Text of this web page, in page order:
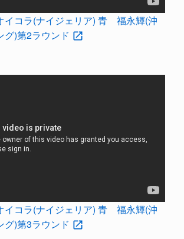
コラ(ナイジェリア) 青 福永輝(沖
グ)第2ラウンド
コラ(ナイジェリア) 青 福永輝(沖
グ)第3ラウンド